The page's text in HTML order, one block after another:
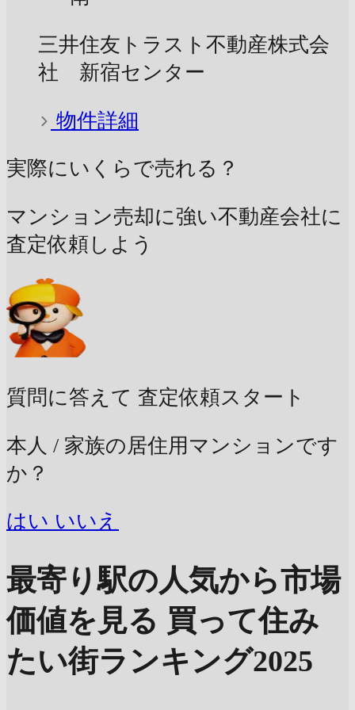
三井住友トラスト不動産株式会
社 新宿センター
物件詳細
実際にいくらで売れる？
マンション売却に強い不動産会社に
査定依頼しよう
質問に答えて 査定依頼スタート
本人 / 家族の居住用マンションです
か？
はい いいえ
最寄り駅の人気から市場
価値を見る 買って住み
たい街ランキング2025